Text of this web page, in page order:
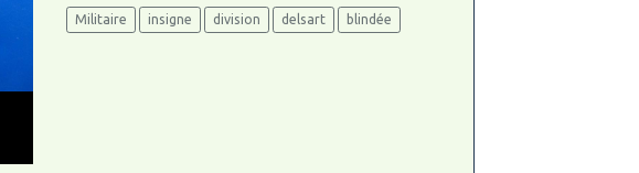
Militaire insigne division delsart blindée